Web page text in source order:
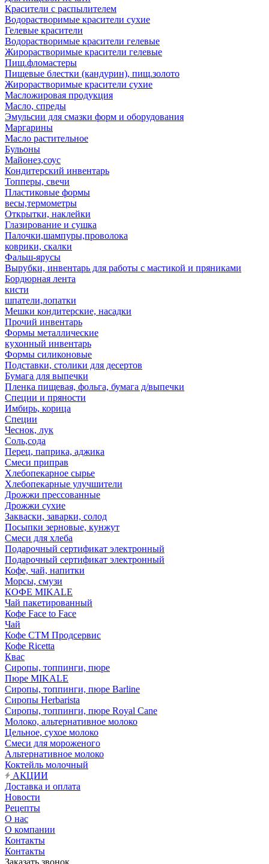
Красители с распылителем
Водорастворимые красители сухие
Гелевые красители
Водорастворимые красители гелевые
Жирорастворимые красители гелевые
Пищ.фломастеры
Пищевые блестки (кандурин), пищ.золото
Жирорастворимые красители сухие
Масложировая продукция
Масло, спреды
Эмульсии для смазки форм и оборудования
Маргарины
Масло растительное
Бульоны
Майонез,соус
Кондитерский инвентарь
Топперы, свечи
Пластиковые формы
весы,термометры
Открытки, наклейки
Глазирование и сушка
Палочки,шампуры,проволока
коврики, скалки
Фальш-ярусы
Вырубки, инвентарь для работы с мастикой и пряниками
Бордюрная лента
кисти
шпатели,лопатки
Мешки кондитерские, насадки
Прочий инвентарь
Формы металлические
кухонный инвентарь
Формы силиконовые
Подставки, столики для десертов
Бумага для выпечки
Пленка пищевая, фольга, бумага д/выпечки
Специи и пряности
Имбирь, корица
Специи
Чеснок, лук
Соль,сода
Перец, паприка, аджика
Смеси приправ
Хлебопекарное сырье
Хлебопекарные улучшители
Дрожжи прессованные
Дрожжи сухие
Закваски, заварки, солод
Посыпки зерновые, кунжут
Смеси для хлеба
Подарочный сертификат электронный
Подарочный сертификат электронный
Кофе, чай, напитки
Морсы, смузи
КОФЕ MIKALE
Чай пакетированный
Кофе Face to Face
Чай
Кофе СТМ Продсервис
Кофе Ricetta
Квас
Сиропы, топпинги, пюре
Пюре MIKALE
Сиропы, топпинги, пюре Barline
Сиропы Herbarista
Сиропы, топпинги, пюре Royal Cane
Молоко, альтернативное молоко
Цельное, сухое молоко
Смеси для мороженого
Альтернативное молоко
Коктейль молочный
АКЦИИ
Доставка и оплата
Новости
Рецепты
О нас
О компании
Контакты
Контакты
Заказать звонок